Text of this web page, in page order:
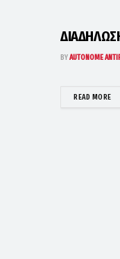
BYAUTONOME
READ MORE